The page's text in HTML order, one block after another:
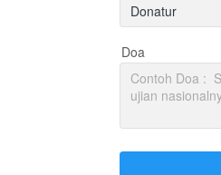
Donatur
Doa